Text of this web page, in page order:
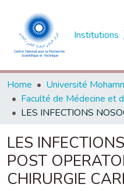
Institutions
Home
LES
POST
CHIRURGIE